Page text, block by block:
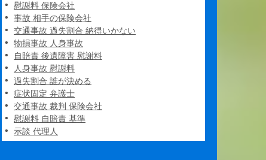
慰謝料 保険会社
事故 相手の保険会社
交通事故 過失割合 納得いかない
物損事故 人身事故
自賠責 後遺障害 慰謝料
人身事故 慰謝料
過失割合 誰が決める
症状固定 弁護士
交通事故 裁判 保険会社
慰謝料 自賠責 基準
示談 代理人